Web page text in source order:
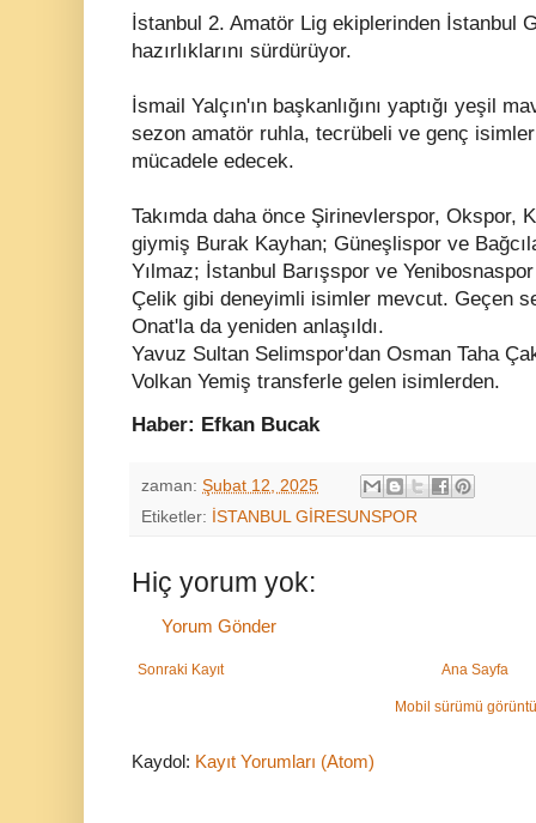
İstanbul 2. Amatör Lig ekiplerinden İstanbul
hazırlıklarını sürdürüyor.
İsmail Yalçın'ın başkanlığını yaptığı yeşil
sezon amatör ruhla, tecrübeli ve genç
mücadele edecek.
Takımda daha önce Şirinevlerspor, Okspor,
giymiş Burak Kayhan; Güneşlispor ve
Yılmaz; İstanbul Barışspor ve
Çelik gibi deneyimli isimler mevcut. Geçen
Onat'la da yeniden anlaşıldı.
Yavuz Sultan Selimspor'dan Osman Taha
Volkan Yemiş transferle gelen isimlerden.
Haber: Efkan Bucak
zaman: Şubat 12, 2025
Etiketler: İSTANBUL GİRESUNSPOR
Hiç yorum yok:
Yorum Gönder
Sonraki Kayıt Ana Sayfa
Mobil sürümü
Kaydol: Kayıt Yorumları (Atom)